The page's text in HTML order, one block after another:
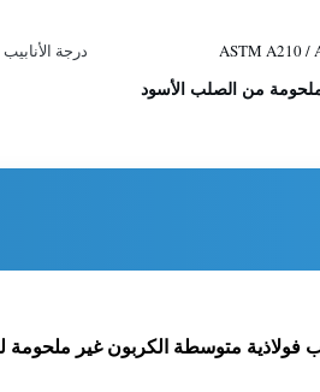
ASTM A210 / درجة
من الصلب الأسود
فولاذية متوسطة الكربون غير ملحومة